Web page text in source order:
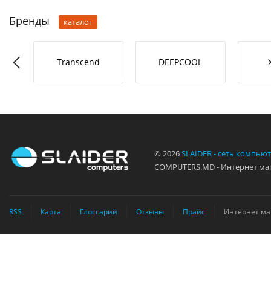
Бренды каталог
L Transcend DEEPCOOL
© 2026SLAIDER - сеть
COMPUTERS.MD - Интернет
RSS Карта Глоссарий Отзывы Прайс Интернет